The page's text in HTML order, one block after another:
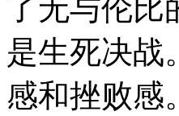
了无与伦比
是生死决战
感和挫败感。